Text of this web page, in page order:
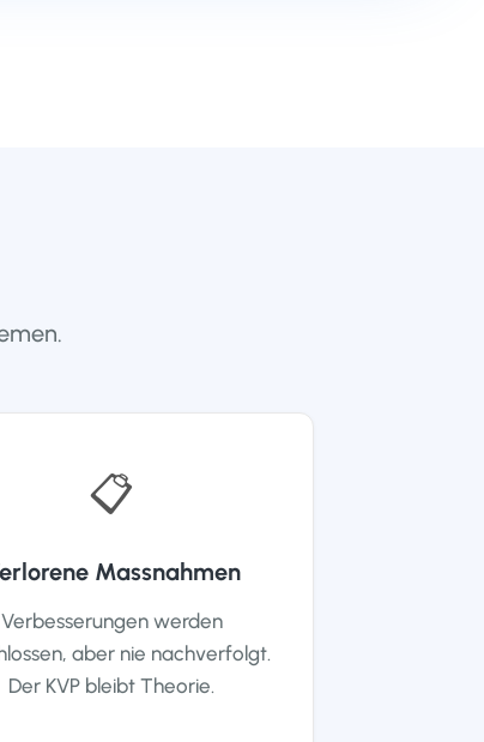
📋
Massnahmen
Verbesserungen werden
aber nie nachverfolgt.
Der KVP bleibt Theorie.